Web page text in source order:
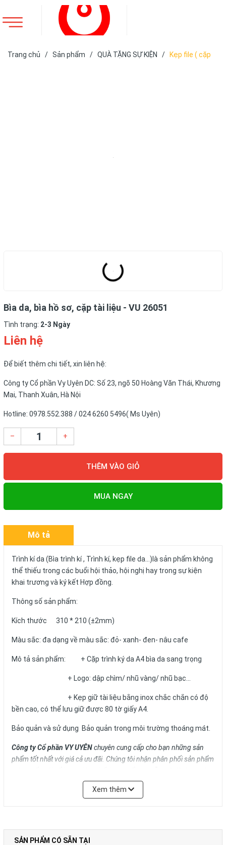
Trang chủ / Sản phẩm / QUÀ TẶNG SỰ KIỆN /
Kẹp file ( cặp
Bìa da, bìa hồ sơ, cặp tài liệu - VU 26051
Tình trạng: 2-3 Ngày
Liên hệ
Để biết thêm chi tiết, xin liên hệ:
Công ty Cổ phần Vy Uyên DC: Số 23, ngõ 50 Hoàng Văn Thái, Khương
Mai, Thanh Xuân, Hà Nội
Hotline: 0978.552.388 / 024 6260 5496( Ms Uyên)
– +
THÊM VÀO GIỎ
MUA NGAY
Mô tả
Trình kí da (Bìa trình kí , Trình kí, kẹp file da...)là sản phẩm không
thể thiếu trong các buổi hội thảo, hội nghị hay trong sự kiện
khai trương và ký kết Hợp đồng.
Thông số sản phẩm:
Kích thước 310 * 210 (±2mm)
Màu sắc: đa dạng về màu sắc: đỏ- xanh- đen- nâu cafe
Mô tả sản phẩm: + Cặp trình ký da A4 bìa da sang trọng
+ Logo: dập chìm/ nhũ vàng/ nhũ bạc...
+ Kẹp giữ tài liệu bằng inox chắc chắn có độ
bền cao, có thể lưu giữ được 80 tờ giấy A4.
Bảo quản và sử dụng Bảo quản trong môi trường thoáng mát.
Công ty Cổ phần VY UYÊNchuyên cung cấp cho bạn những sản
phẩm tốt nhất với giá cả ưu đãi. Chúng tôi nhận phân phối sản phẩm
giá cả phải chăng. Chúng tôi cũng cung cấp Dịch vụ Quà tặng phù
hợp nhất cho từng đối tượng doanh nghiệp của từng lĩnh vực, ngân
Xem thêm
SẢN PHẨM CÓ SẴN TẠI